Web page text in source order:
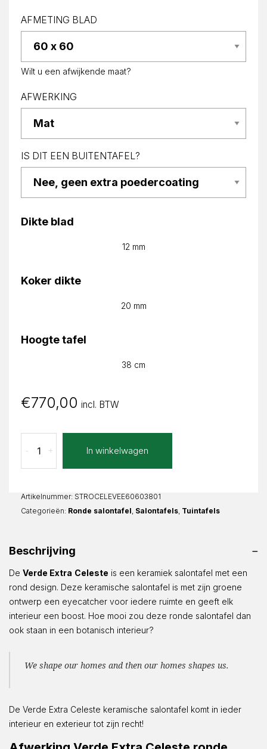
AFMETING BLAD
Wilt u een afwijkende maat?
AFWERKING
IS DIT EEN BUITENTAFEL?
Dikte blad
12 mm
Koker dikte
20 mm
Hoogte tafel
38 cm
€770,00 incl. BTW
Extra
Celeste
aantal
+
- In winkelwagen
Artikelnummer: STROCELEVEE60603801
Categorieën: Ronde salontafel Salontafels Tuintafels
Beschrijving
De Verde Extra Celeste is een keramiek salontafel met een
rond design. Deze keramische salontafel is met zijn groene
ontwerp een eyecatcher voor iedere ruimte en geeft elk
interieur een boost. Hoe mooi zou deze ronde salontafel dan
ook staan in een botanisch interieur?
We shape our homes and then our homes shapes us.
De Verde Extra Celeste keramische salontafel komt in ieder
interieur en exterieur tot zijn recht!